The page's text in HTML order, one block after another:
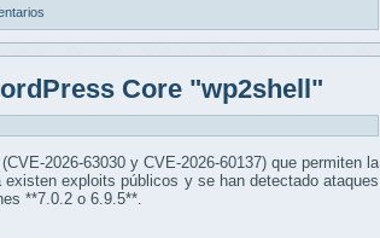
Core "wp2shell"
2026-63030 y CVE-2026-60137) que permiten la
exploits públicos y se han detectado ataques
**7.0.2 o 6.9.5**.